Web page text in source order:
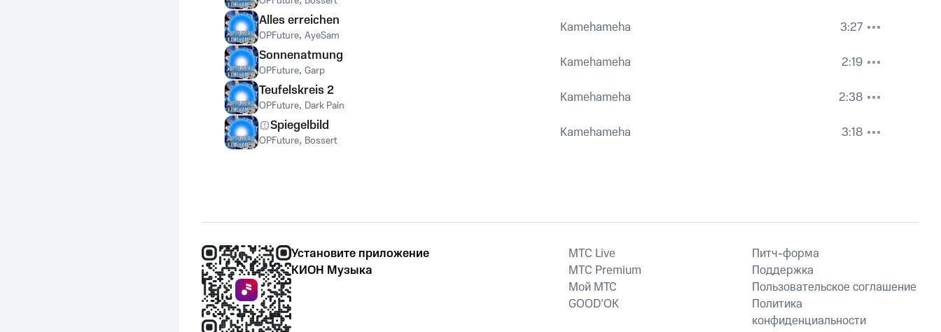
Alles erreichen
OPFuture, AyeSam Kamehameha
3:27
Sonnenatmung
OPFuture, Garp Kamehameha
2:19
Teufelskreis 2
OPFuture, Dark Pain Kamehameha
2:38
Spiegelbild
OPFuture, Bossert Kamehameha 3:18
Установите приложение
КИОН Музыка
MTС Live
MTС Premium
Мой МТС
GOOD’OK
Питч-форма
Поддержка
Пользовательское соглашение
Политика
конфиденциальности